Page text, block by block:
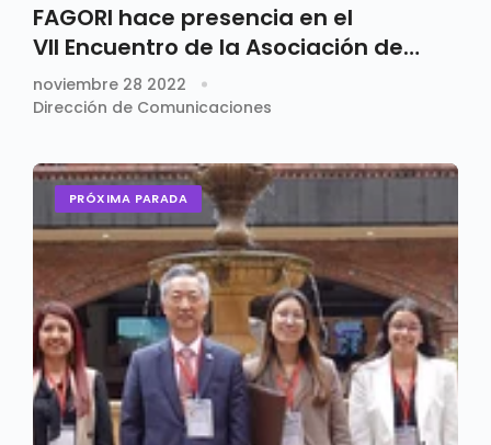
FAGORI hace presencia en el
VII Encuentro de la Asociación de
Estudios Coreanos en Cali
noviembre 28 2022
Dirección de Comunicaciones
PRÓXIMA PARADA